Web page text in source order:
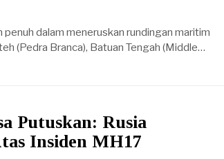
dalam meneruskan rundingan maritim
(Pedra Branca), Batuan Tengah (Middle…
Putuskan: Rusia
Insiden MH17